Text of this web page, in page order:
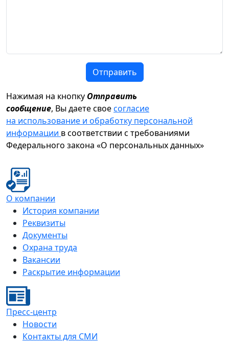
Отправить
Нажимая на кнопку Отправить
сообщение, Вы даете своесогласие
на использование и обработку персональной
информации в соответствии с требованиями
Федерального закона «О персональных данных»
О компании
История компании
Реквизиты
Документы
Охрана труда
Вакансии
Раскрытие информации
Пресс-центр
Новости
Контакты для СМИ